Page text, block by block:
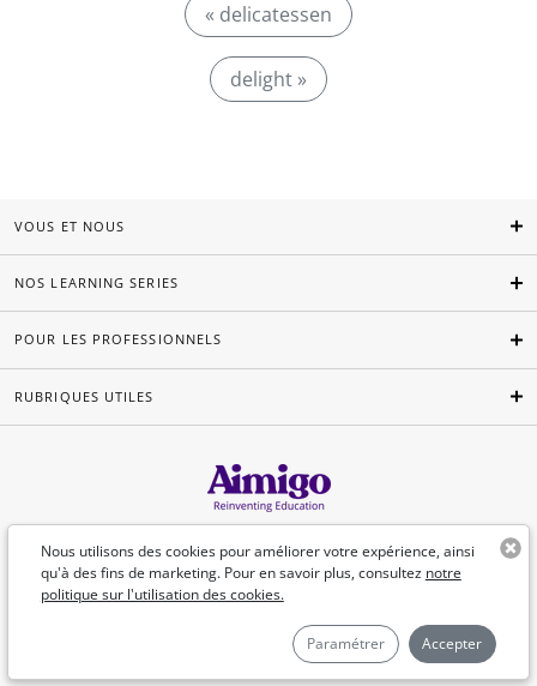
« delicatessen
delight »
Nous utilisons des cookies pour améliorer votre expérience, ainsi
qu'à des fins de marketing. Pour en savoir plus, consultez notre
politique sur l'utilisation des cookies.
Paramétrer Accepter
VOUS ET NOUS
NOS LEARNING SERIES
POUR LES PROFESSIONNELS
RUBRIQUES UTILES
Français
©Aimigo 2026